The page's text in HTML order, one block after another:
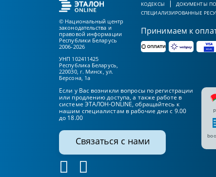
© Национальный центр
законодательства и
правовой информации
Республики Беларусь
2006-2026
УНП 102411425
Республика Беларусь,
220030, г. Минск, ул.
Берсона, 1а
КОДЕКСЫ ДОКУМЕНТЫ
СПЕЦИАЛИЗИРОВАННЫЕ
Принимаем к
Если у Вас возникли вопросы по регистрации
или продлению доступа, а также работе в
системе ЭТАЛОН-ONLINE, обращайтесь к
нашим специалистам в рабочие дни с 9.00
до 18.00
Связаться с нами